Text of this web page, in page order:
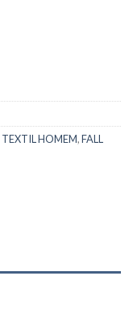
TEXTIL HOMEM,FALL